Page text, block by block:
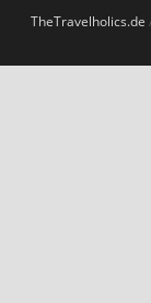
TheTravelholics.de